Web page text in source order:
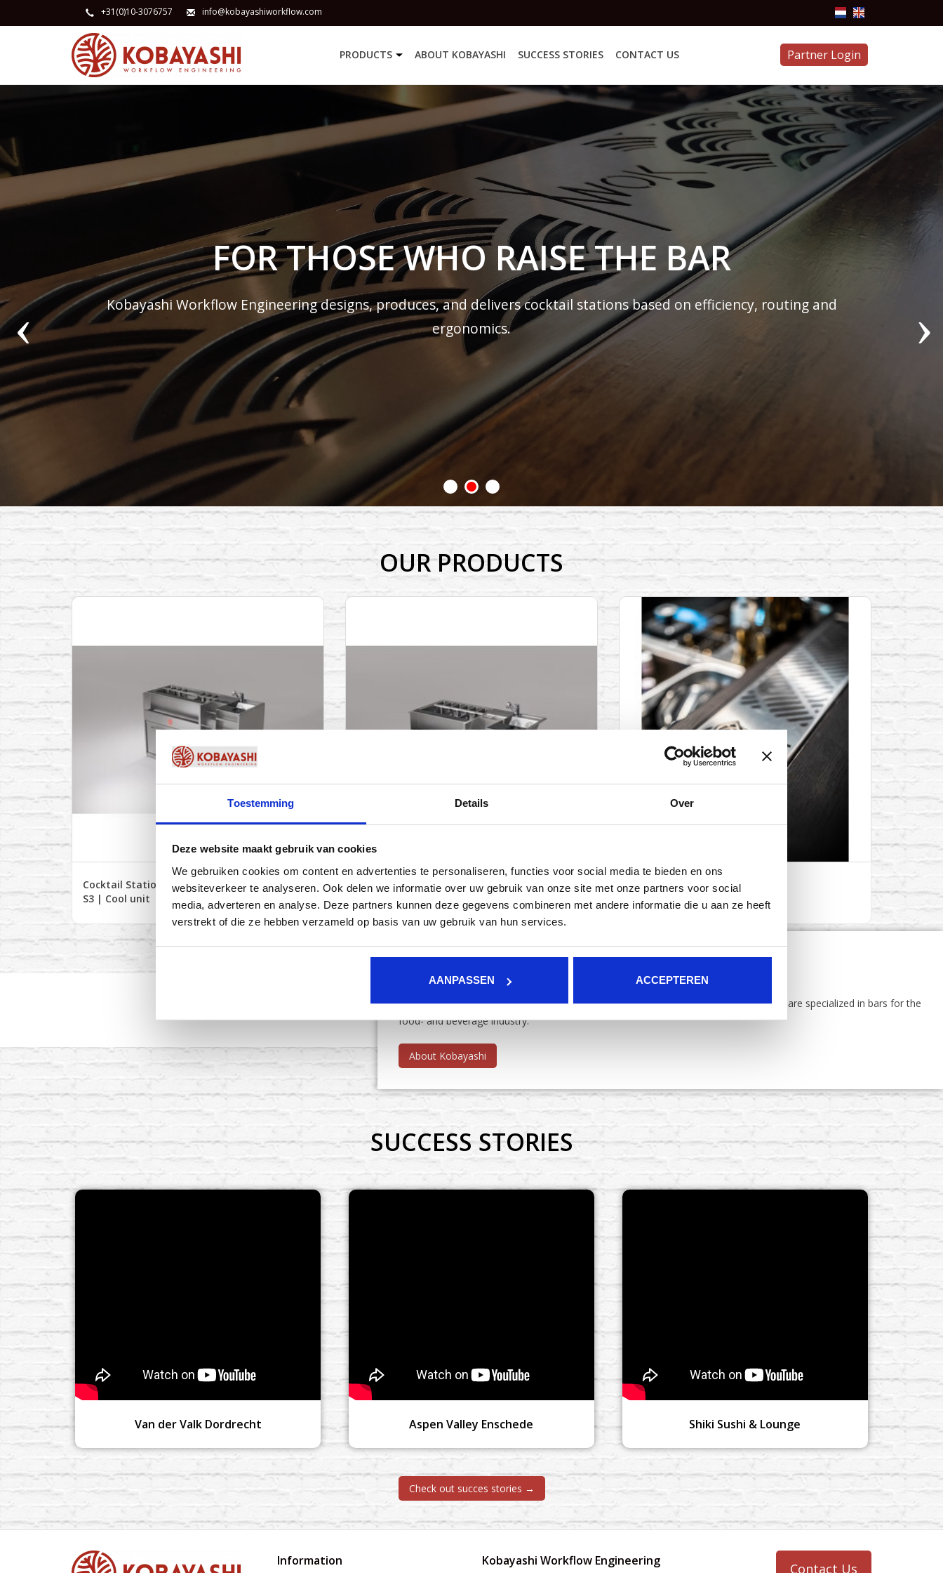
Toestemming Details Over
Deze website maakt gebruik van cookies
We gebruiken cookies om content en advertenties te personaliseren, functies voor social media te bieden en ons
websiteverkeer te analyseren. Ook delen we informatie over uw gebruik van onze site met onze partners voor social
media, adverteren en analyse. Deze partners kunnen deze gegevens combineren met andere informatie die u aan ze heeft
verstrekt of die ze hebben verzameld op basis van uw gebruik van hun services.
AANPASSEN ACCEPTEREN
+31(0)10-3076757 info@kobayashiworkflow.com
PRODUCTS ABOUT KOBAYASHI SUCCESS STORIES CONTACT US Partner Login
FOR THOSE WHO RAISE THE BAR
Kobayashi Workflow Engineering designs, produces, and delivers cocktail stations based on efficiency, routing and
ergonomics.
OUR PRODUCTS
ADD TO CART
Cocktail Station | KB-1600-
S3 | Cool unit
ADD TO CART
Cocktail Station | KB-1300-
Kobayashi Workflow Engineering Diprail
ADD TO CART
Diprail
ABOUT KOBAYASHI
Kobayashi Workflow Engineering designs, produces and delivers cocktail stations. We are specialized in bars for the
food- and beverage industry.
About Kobayashi
SUCCESS STORIES
Van der Valk Dordrecht Aspen Valley Enschede Shiki Sushi & Lounge
Check out succes stories →
Information Kobayashi Workflow Engineering Contact Us